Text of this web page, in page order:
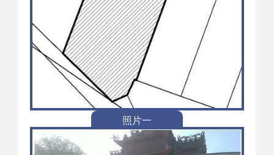
照片一